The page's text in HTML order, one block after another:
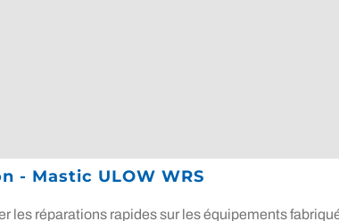
- Mastic ULOW WRS
réparations rapides sur les équipements